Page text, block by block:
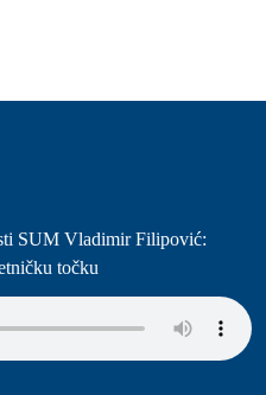
SUM Vladimir Filipović:
točku